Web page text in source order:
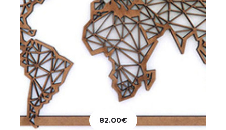
82.00€
Décoration
Tableau Nuages